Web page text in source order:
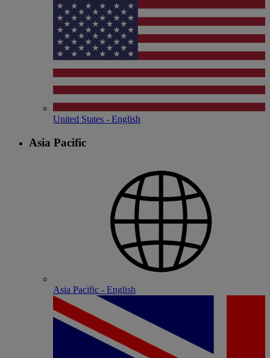
United States - English
Asia Pacific
Asia Pacific - English